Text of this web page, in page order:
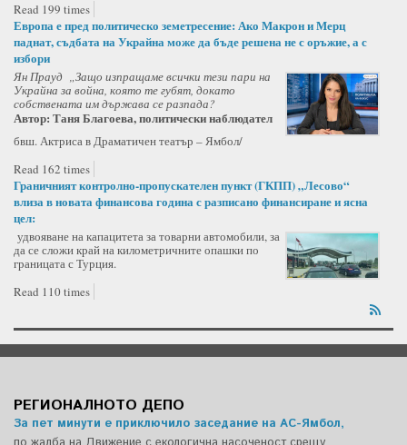
Read 199 times
Европа е пред политическо земетресение: Ако Макрон и Мерц
паднат, съдбата на Украйна може да бъде решена не с оръжие, а с
избори
Ян Прауд „Защо изпращаме всички тези пари на
Украйна за война, която те губят, докато
собствената им държава се разпада?
Автор: Таня Благоева, политически наблюдател
бвш. Актриса в Драматичен театър – Ямбол/
Read 162 times
Граничният контролно-пропускателен пункт (ГКПП) „Лесово“
влиза в новата финансова година с разписано финансиране и ясна
цел:
удвояване на капацитета за товарни автомобили, за
да се сложи край на километричните опашки по
границата с Турция.
Read 110 times
РЕГИОНАЛНОТО ДЕПО
За пет минути е приключило заседание на АС-Ямбол,